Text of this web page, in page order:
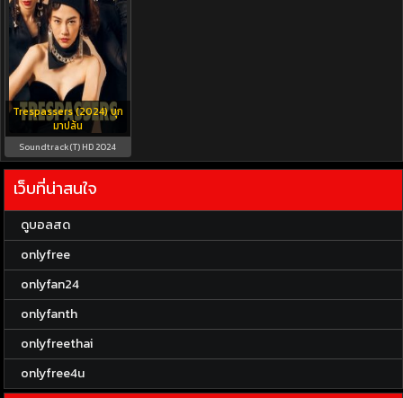
Trespassers (2024) บุก
มาปล้น
Soundtrack(T) HD 2024
เว็บที่น่าสนใจ
ดูบอลสด
onlyfree
onlyfan24
onlyfanth
onlyfreethai
onlyfree4u